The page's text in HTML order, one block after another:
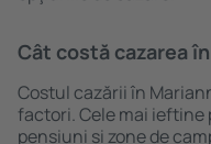
Cât costă cazarea
Costul cazării în
factori. Cele mai
pensiuni și zone de